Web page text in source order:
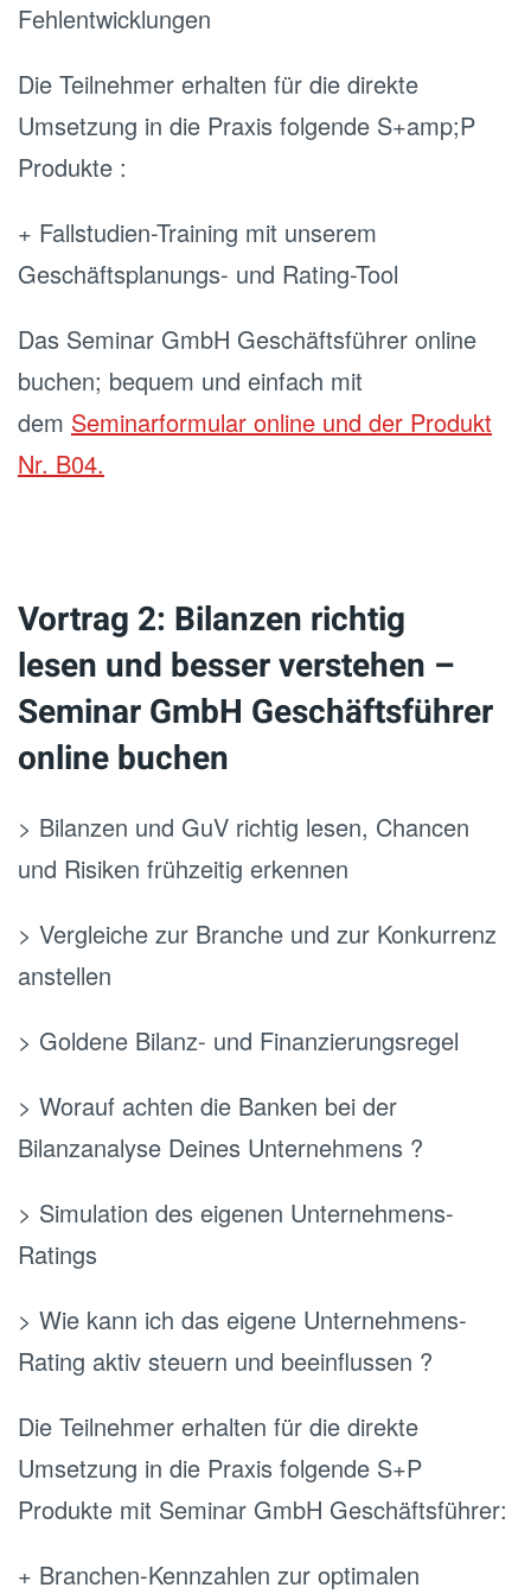
Fehlentwicklungen
Die Teilnehmer erhalten für die direkte
Umsetzung in die Praxis folgende S+amp;P
Produkte :
+ Fallstudien-Training mit unserem
Geschäftsplanungs- und Rating-Tool
Das Seminar GmbH Geschäftsführer online
buchen; bequem und einfach mit
dem Seminarformular online und der Produkt
Nr. B04.
Vortrag 2: Bilanzen richtig
lesen und besser verstehen –
Seminar GmbH Geschäftsführer
online buchen
> Bilanzen und GuV richtig lesen, Chancen
und Risiken frühzeitig erkennen
> Vergleiche zur Branche und zur Konkurrenz
anstellen
> Goldene Bilanz- und Finanzierungsregel
> Worauf achten die Banken bei der
Bilanzanalyse Deines Unternehmens ?
> Simulation des eigenen Unternehmens-
Ratings
> Wie kann ich das eigene Unternehmens-
Rating aktiv steuern und beeinflussen ?
Die Teilnehmer erhalten für die direkte
Umsetzung in die Praxis folgende S+P
Produkte mit Seminar GmbH Geschäftsführer:
+ Branchen-Kennzahlen zur optimalen